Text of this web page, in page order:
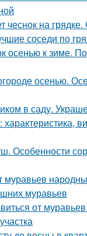
чеснок на
соседи по
осенью к зиме.
осенью.
в саду.
Особенности
муравьев
муравьев
от